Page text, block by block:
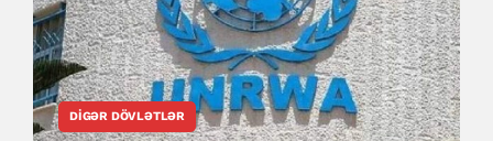
DIGƏR DÖVLƏTLƏR